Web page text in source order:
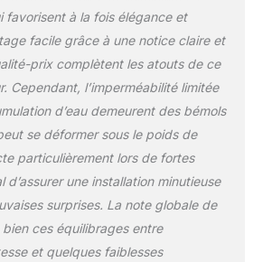
en aluminium enduit de
poudre pour une
durabilité et une fiabilité
supplémentaires. Ce
pavillon de terrasse est
livré avec 8 piquets pour
BONNE VENTILATION :
Les toits double est
conçu afin que l'air
puisse bien circuler à
garder au frais; 8 œillets
intégrés offrent une
favorisent à la fois élégance et
facile grâce à une notice claire et
prix complètent les atouts de ce
Cependant, l’imperméabilité limitée
d’eau demeurent des bémols
se déformer sous le poids de
particulièrement lors de fortes
d’assurer une installation minutieuse
surprises. La note globale de
ces équilibrages entre
et quelques faiblesses